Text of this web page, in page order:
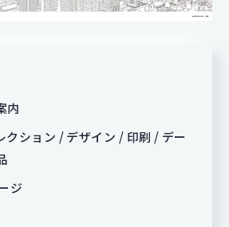
内
クション / デザイン / 印刷 / デー
ジ